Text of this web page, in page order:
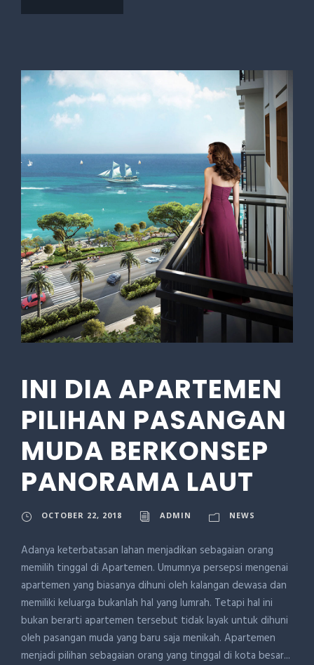
INI DIA APARTEMEN
PILIHAN PASANGAN
MUDA BERKONSEP
PANORAMA LAUT
OCTOBER 22, 2018 ADMIN NEWS
Adanya keterbatasan lahan menjadikan sebagaian orang
memilih tinggal di Apartemen. Umumnya persepsi mengenai
apartemen yang biasanya dihuni oleh kalangan dewasa dan
memiliki keluarga bukanlah hal yang lumrah. Tetapi hal ini
bukan berarti apartemen tersebut tidak layak untuk dihuni
oleh pasangan muda yang baru saja menikah. Apartemen
menjadi pilihan sebagaian orang yang tinggal di kota besar...